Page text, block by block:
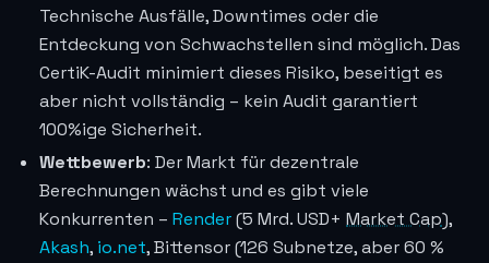
Technische Ausfälle, Downtimes oder die
Entdeckung von Schwachstellen sind möglich. Das
CertiK-Audit minimiert dieses Risiko, beseitigt es
aber nicht vollständig – kein Audit garantiert
100%ige Sicherheit.
Wettbewerb: Der Markt für dezentrale
Berechnungen wächst und es gibt viele
Konkurrenten – Render(5 Mrd. USD+ Market Cap),
Akash, io.net, Bittensor (126 Subnetze, aber 60 %